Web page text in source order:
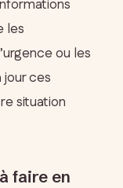
les
ou les
ces
situation
faire en